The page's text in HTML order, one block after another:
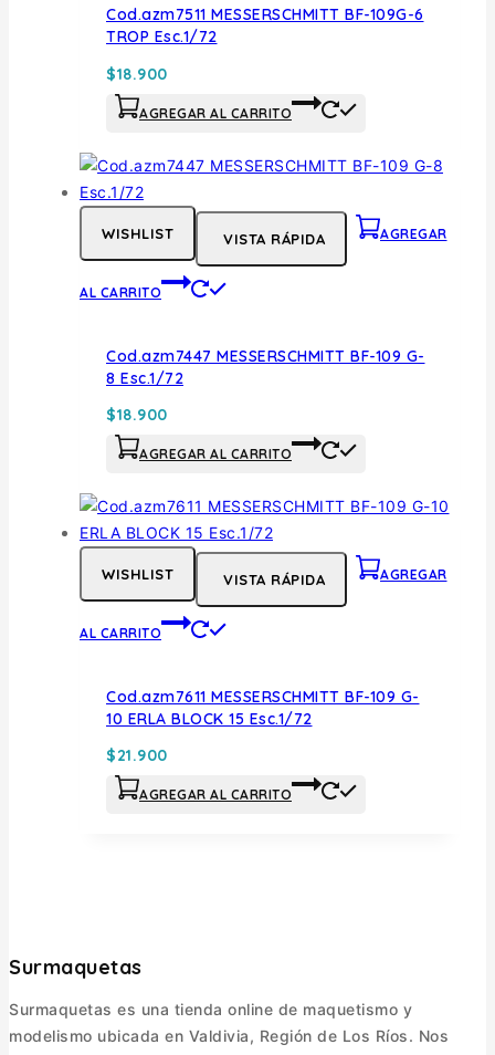
Cod.azm7511 MESSERSCHMITT BF-109G-6
TROP Esc.1/72
$18.900
AGREGAR AL CARRITO
WISHLIST VISTA RÁPIDA AGREGAR
AL CARRITO
Cod.azm7447 MESSERSCHMITT BF-109 G-
8 Esc.1/72
$18.900
AGREGAR AL CARRITO
WISHLIST VISTA RÁPIDA AGREGAR
AL CARRITO
Cod.azm7611 MESSERSCHMITT BF-109 G-
10 ERLA BLOCK 15 Esc.1/72
$21.900
AGREGAR AL CARRITO
Surmaquetas
Surmaquetas es una tienda online de maquetismo y
modelismo ubicada en Valdivia, Región de Los Ríos. Nos